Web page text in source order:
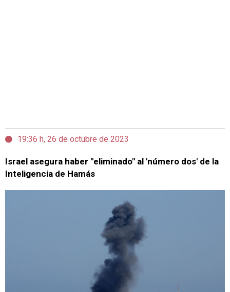
19:36 h, 26 de octubre de 2023
Israel asegura haber "eliminado" al 'número dos' de la
Inteligencia de Hamás